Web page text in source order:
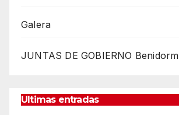
Galera
JUNTAS DE GOBIERNO Benidorm
Ultimas entradas